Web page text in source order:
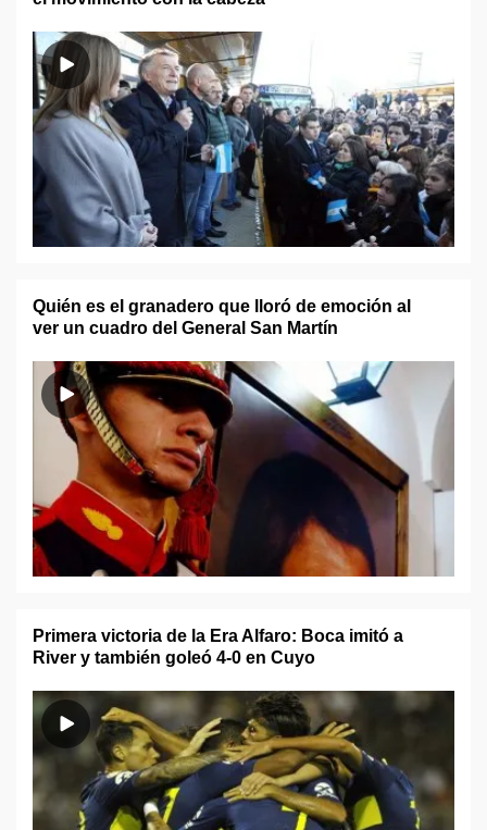
Quién es el granadero que lloró de emoción al
ver un cuadro del General San Martín
Primera victoria de la Era Alfaro: Boca imitó a
River y también goleó 4-0 en Cuyo